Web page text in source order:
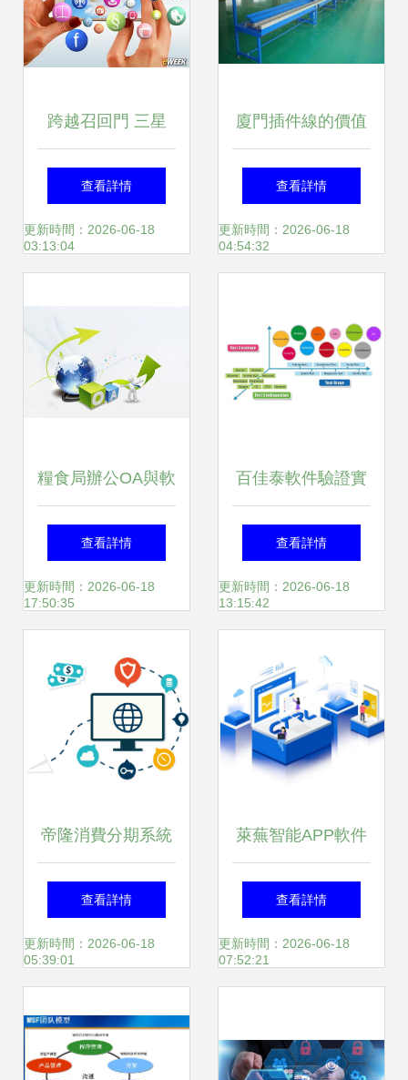
跨越召回門 三星
Note 8軟件設(shè)
計的關(guān)鍵三
查看詳情
更新時間：2026-06-18
03:13:04
廈門插件線的價值
與實踐 探路老牌廠
家的標準與理性“服
查看詳情
更新時間：2026-06-18
04:54:32
糧食局辦公OA與軟
件定制開發(fā) 智
慧糧倉的數(shù)字
查看詳情
更新時間：2026-06-18
17:50:35
百佳泰軟件驗證實
驗室 賦能軟件品質
(zhì)的全方位服務
查看詳情
更新時間：2026-06-18
13:15:42
帝隆消費分期系統
(tǒng) 打造一站式
消費金融解決方案
查看詳情
更新時間：2026-06-18
05:39:01
萊蕪智能APP軟件
開發(fā) 專業(yè)
服務(wù)賦能企業
級
查看詳情
更新時間：2026-06-18
07:52:21